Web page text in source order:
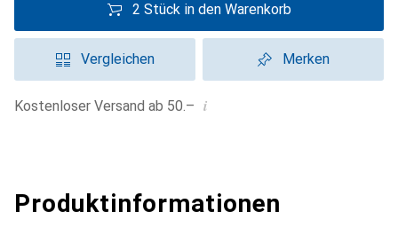
2 Stück in den Warenkorb
Vergleichen Merken
Kostenloser Versand ab 50.– i
Produktinformationen